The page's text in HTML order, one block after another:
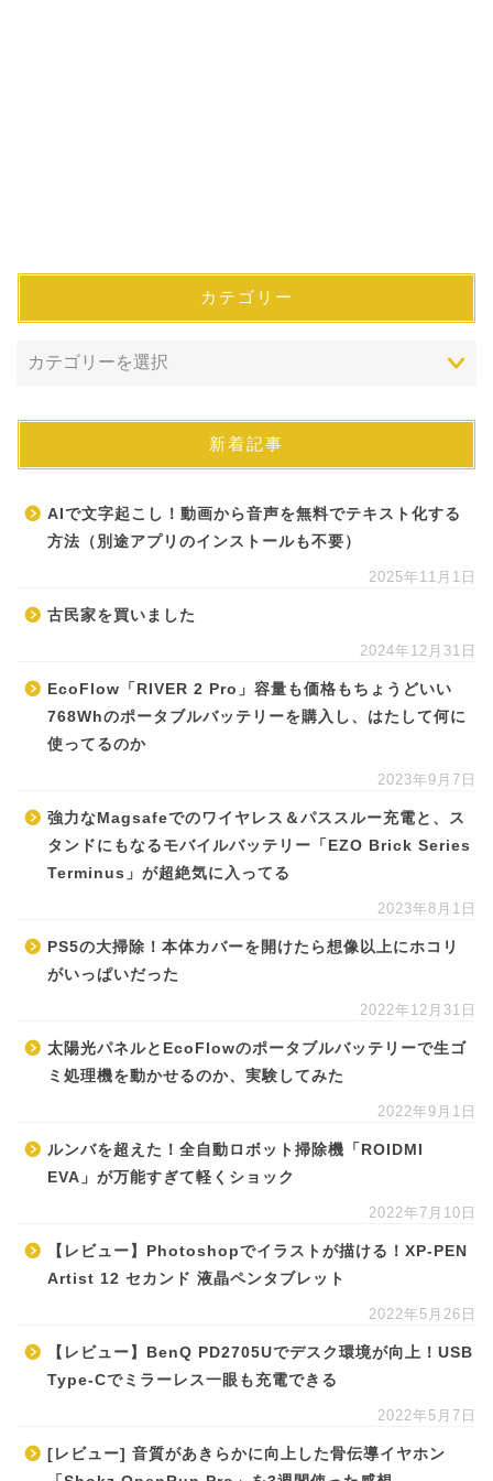
カテゴリー
新着記事
AIで文字起こし！動画から音声を無料でテキスト化する
方法（別途アプリのインストールも不要）
2025年11月1日
古民家を買いました
2024年12月31日
EcoFlow「RIVER 2 Pro」容量も価格もちょうどいい
768Whのポータブルバッテリーを購入し、はたして何に
使ってるのか
2023年9月7日
強力なMagsafeでのワイヤレス＆パススルー充電と、ス
タンドにもなるモバイルバッテリー「EZO Brick Series
Terminus」が超絶気に入ってる
2023年8月1日
PS5の大掃除！本体カバーを開けたら想像以上にホコリ
がいっぱいだった
2022年12月31日
太陽光パネルとEcoFlowのポータブルバッテリーで生ゴ
ミ処理機を動かせるのか、実験してみた
2022年9月1日
ルンバを超えた！全自動ロボット掃除機「ROIDMI
EVA」が万能すぎて軽くショック
2022年7月10日
【レビュー】Photoshopでイラストが描ける！XP-PEN
Artist 12 セカンド 液晶ペンタブレット
2022年5月26日
【レビュー】BenQ PD2705Uでデスク環境が向上！USB
Type-Cでミラーレス一眼も充電できる
2022年5月7日
[レビュー] 音質があきらかに向上した骨伝導イヤホン